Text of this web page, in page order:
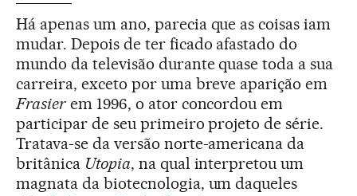
Há apenas um ano, parecia que as coisas iam
mudar. Depois de ter ficado afastado do
mundo da televisão durante quase toda a sua
carreira, exceto por uma breve aparição em
Frasierem 1996, o ator concordou em
participar de seu primeiro projeto de série.
Tratava-se da versão norte-americana da
britânica Utopia, na qual interpretou um
magnata da biotecnologia, um daqueles